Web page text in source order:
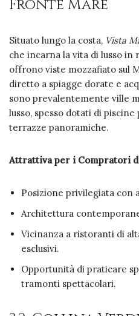
Fronte Mare
Situato lungo la costa, Vista
che incarna la vita di lusso in
offrono viste mozzafiato sul
diretto a spiagge dorate e
sono prevalentemente ville
lusso, spesso dotati di
terrazze panoramiche.
Attrattiva per i Compratori
Posizione privilegiata con
Architettura
Vicinanza a ristoranti di
esclusivi.
Opportunità di praticare
tramonti spettacolari.